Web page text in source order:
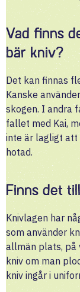
Vad finns
bär kniv?
Det kan finnas
Kanske
skogen. I andra
fallet med Kai,
inte är lagligt att
hotad.
Finns det
Knivlagen har
som använder
allmän plats, på
kniv om man
kniv ingår i